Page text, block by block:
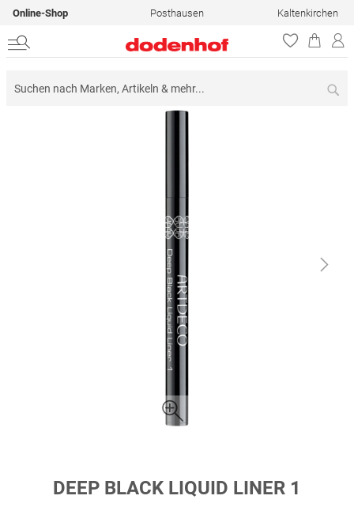
Online-Shop Posthausen Kaltenkirchen
DEEP BLACK LIQUID LINER 1